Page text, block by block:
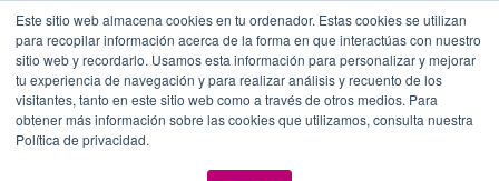
Este sitio web almacena cookies en tu ordenador. Estas cookies se utilizan
para recopilar información acerca de la forma en que interactúas con nuestro
sitio web y recordarlo. Usamos esta información para personalizar y mejorar
tu experiencia de navegación y para realizar análisis y recuento de los
visitantes, tanto en este sitio web como a través de otros medios. Para
obtener más información sobre las cookies que utilizamos, consulta nuestra
Política de privacidad.